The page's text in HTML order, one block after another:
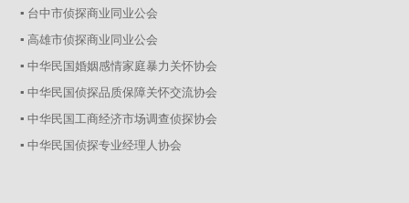
▪ 台中市侦探商业同业公会
▪ 高雄市侦探商业同业公会
▪ 中华民国婚姻感情家庭暴力关怀协会
▪ 中华民国侦探品质保障关怀交流协会
▪ 中华民国工商经济市场调查侦探协会
▪ 中华民国侦探专业经理人协会